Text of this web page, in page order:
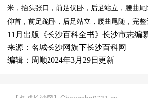
米，抬头张口，前足伏卧，后足站立，腰曲
仰首，前足跪卧，后足站立，腰曲尾随，完整
11月出版《长沙百科全书》长沙市志编
来源：名城长沙网旗下长沙百科网
编辑：周顺2024年3月29日更新